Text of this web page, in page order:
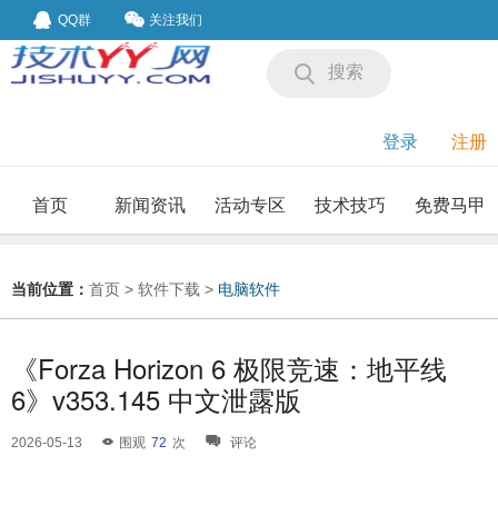
QQ群 关注我们
搜索
登录 注册
首页 新闻资讯 活动专区 技术技巧 免费马甲
当前位置： 首页 > 软件下载 > 电脑软件
《Forza Horizon 6 极限竞速：地平线
6》v353.145 中文泄露版
2026-05-13 围观 72 次 评论